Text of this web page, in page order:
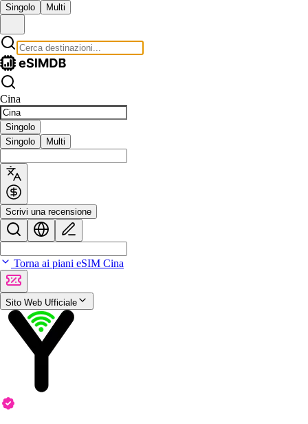
Singolo Multi
Cina
Singolo
Singolo
Multi
Scrivi una recensione
Torna ai piani eSIM Cina
Sito Web Ufficiale